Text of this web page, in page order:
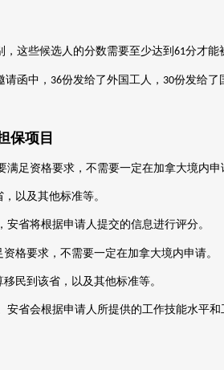
，这些候选人的分数需要至少达到61分才能
函中， 36份发给了外国工人， 30份发给了
保项目
足资格要求，不需要一定在加拿大境内申
，以及其他标准等。
安省将根据申请人提交的信息进行评分。
格要求，不需要一定在加拿大境内申请。
移民到该省，以及其他标准等。
安省会根据申请人所提供的工作技能水平